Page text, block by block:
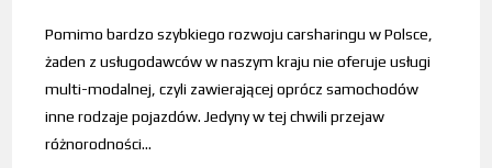
Pomimo bardzo szybkiego rozwoju carsharingu w Polsce,
żaden z usługodawców w naszym kraju nie oferuje usługi
multi-modalnej, czyli zawierającej oprócz samochodów
inne rodzaje pojazdów. Jedyny w tej chwili przejaw
różnorodności…